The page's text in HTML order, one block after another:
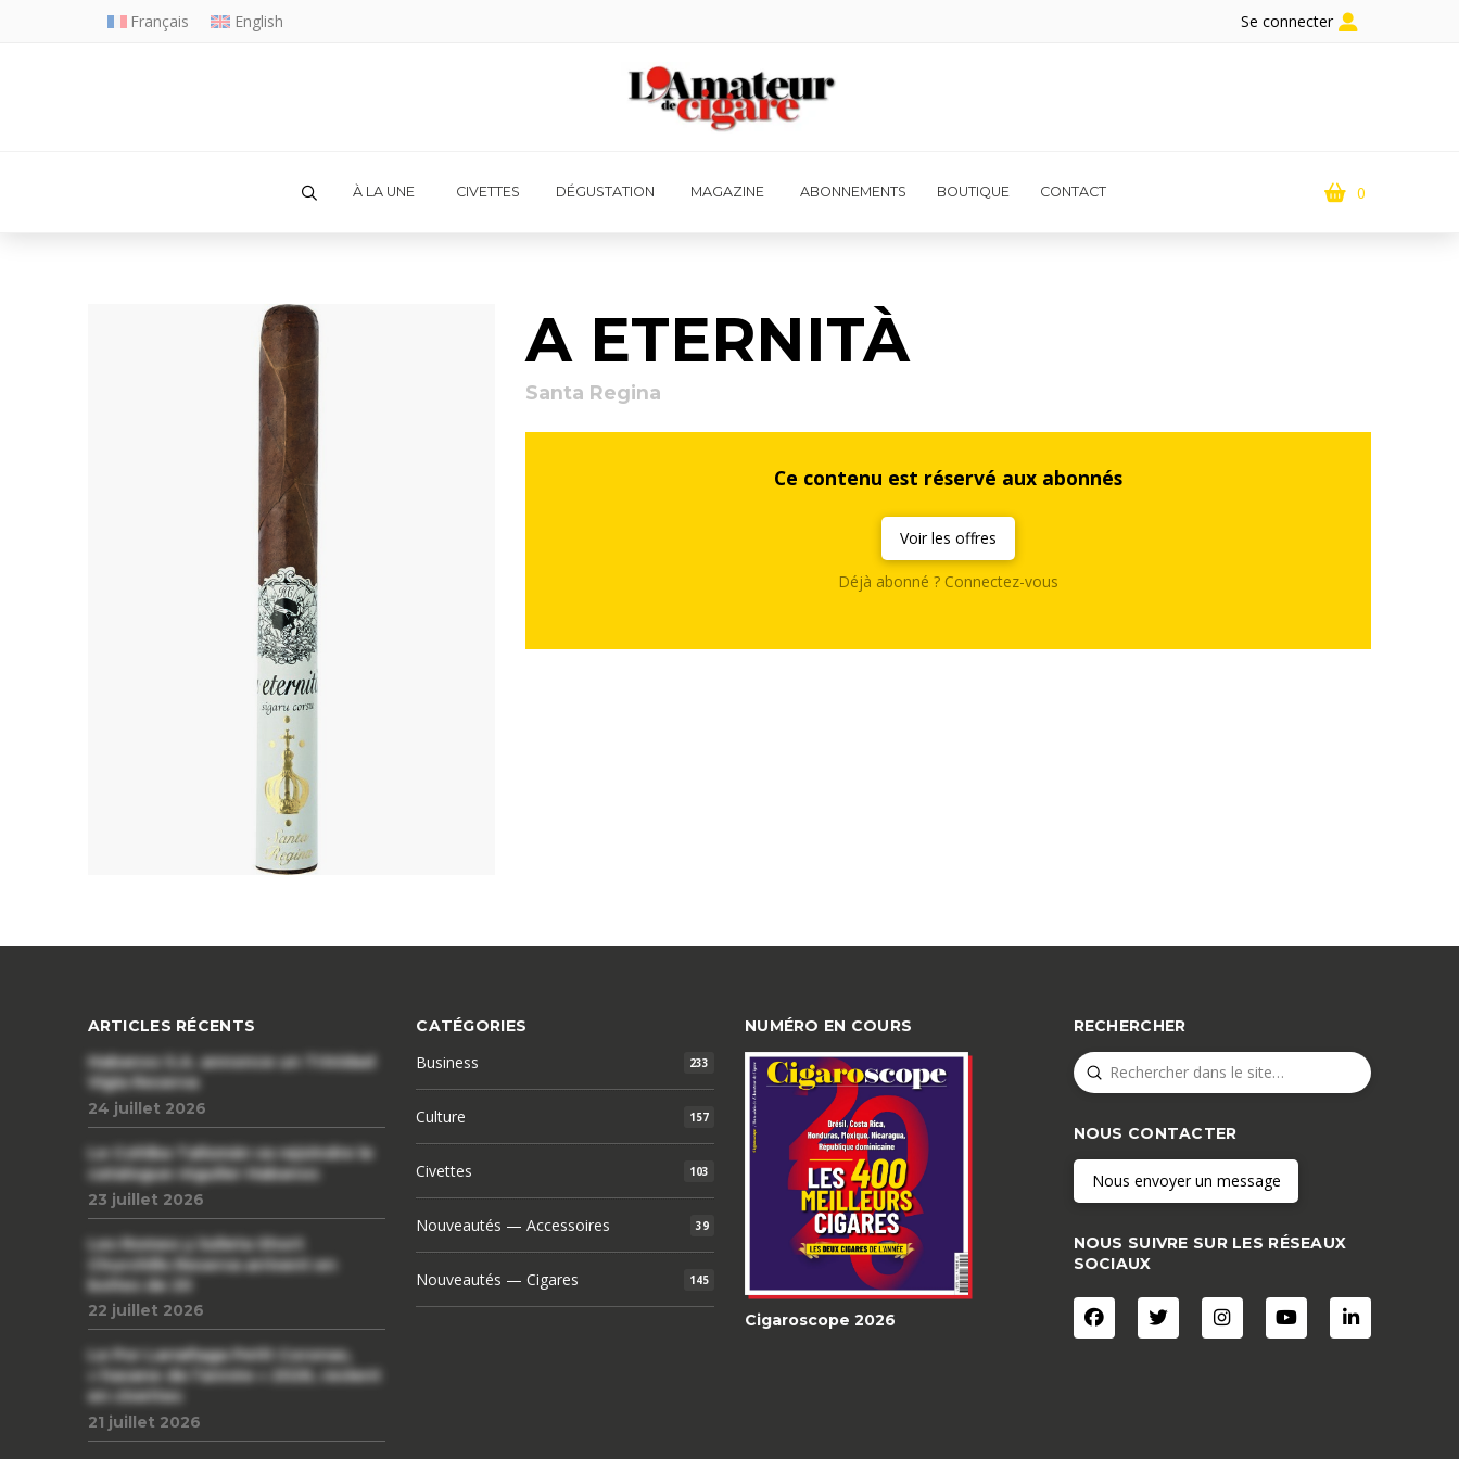
Français English Se connecter
À LA UNE CIVETTES DÉGUSTATION MAGAZINE ABONNEMENTS BOUTIQUE CONTACT 0
A ETERNITÀ
Santa Regina
Ce contenu est réservé aux abonnés
Voir les offres
Déjà abonné ? Connectez-vous
ARTICLES RÉCENTS
Habanos S.A. annonce un Trinidad
Vigia Reserva
24 juillet 2026
Le Cohiba Talismán va rejoindre le
catalogue régulier Habanos
23 juillet 2026
Les Romeo y Julieta Short
Churchills Reserva arrivent en
boîtes de 20
22 juillet 2026
Le Por Larrañaga Petit Coronas,
« havane de l’année » 2026, revient
en civettes
21 juillet 2026
CATÉGORIES
Business 233
Culture 157
Civettes 103
Nouveautés — Accessoires 39
Nouveautés — Cigares 145
NUMÉRO EN COURS
Cigaroscope 2026
RECHERCHER
Search
Submit
NOUS CONTACTER
Nous envoyer un message
NOUS SUIVRE SUR LES RÉSEAUX
SOCIAUX